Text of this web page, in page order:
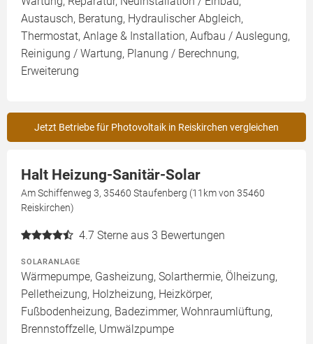
Austausch, Beratung, Hydraulischer Abgleich,
Thermostat, Anlage & Installation, Aufbau / Auslegung,
Reinigung / Wartung, Planung / Berechnung,
Erweiterung
Jetzt Betriebe für Photovoltaik in Reiskirchen vergleichen
Halt Heizung-Sanitär-Solar
Am Schiffenweg 3, 35460 Staufenberg (11km von 35460
Reiskirchen)
4.7 Sterne aus 3 Bewertungen
SOLARANLAGE
Wärmepumpe, Gasheizung, Solarthermie, Ölheizung,
Pelletheizung, Holzheizung, Heizkörper,
Fußbodenheizung, Badezimmer, Wohnraumlüftung,
Brennstoffzelle, Umwälzpumpe